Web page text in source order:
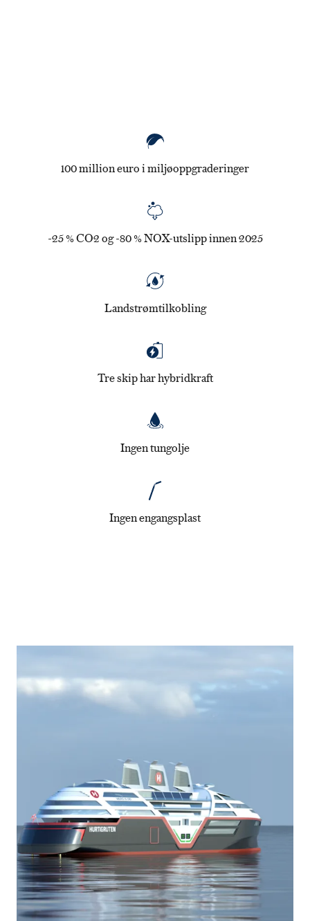
100 million euro i miljøoppgraderinger
-25 % CO2 og -80 % NOX-utslipp innen 2025
Landstrømtilkobling
Tre skip har hybridkraft
Ingen tungolje
Ingen engangsplast